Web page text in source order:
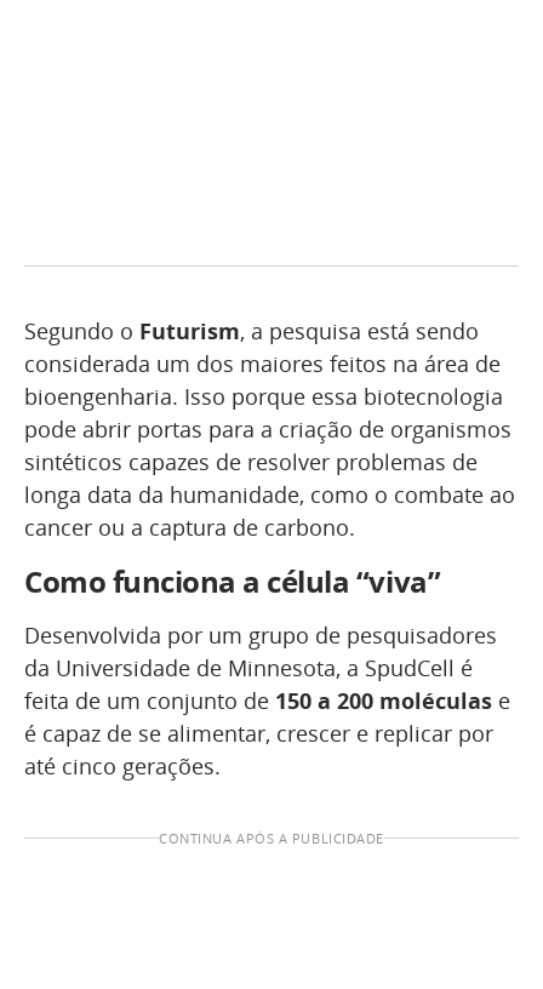
Segundo o Futurism, a pesquisa está sendo
considerada um dos maiores feitos na área de
bioengenharia. Isso porque essa biotecnologia
pode abrir portas para a criação de organismos
sintéticos capazes de resolver problemas de
longa data da humanidade, como o combate ao
cancer ou a captura de carbono.
Como funciona a célula “viva”
Desenvolvida por um grupo de pesquisadores
da Universidade de Minnesota, a SpudCell é
feita de um conjunto de 150 a 200 moléculas e
é capaz de se alimentar, crescer e replicar por
até cinco gerações.
CONTINUA APÓS A PUBLICIDADE